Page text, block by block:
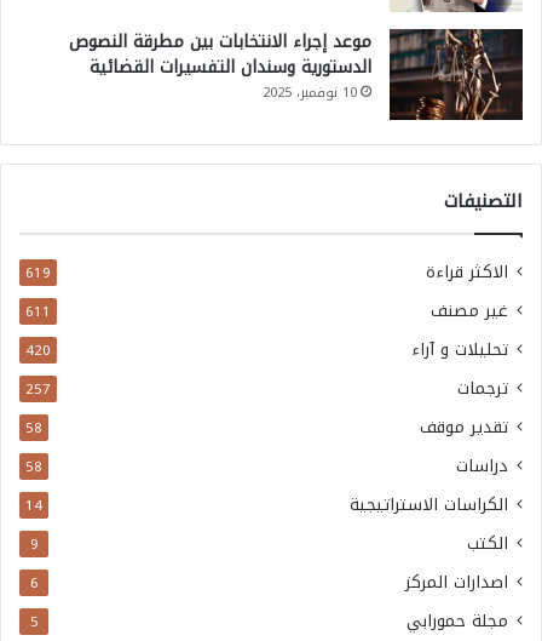
موعد إجراء الانتخابات بين مطرقة النصوص
الدستورية وسندان التفسيرات القضائية
10 نوفمبر، 2025
التصنيفات
الاكثر قراءة 619
غير مصنف 611
تحليلات و آراء 420
ترجمات 257
تقدير موقف 58
دراسات 58
الكراسات الاستراتيجية 14
الكتب 9
اصدارات المركز 6
مجلة حمورابي 5